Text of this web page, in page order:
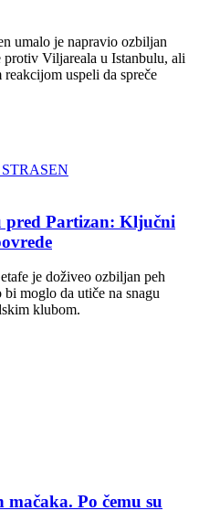
umalo je napravio ozbiljan
Viljareala u Istanbulu, ali
uspeli da spreče
pred Partizan: Ključni
je doživeo ozbiljan peh
moglo da utiče na snagu
klubom.
Po čemu su